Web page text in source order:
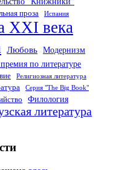
проза Испания
XXI века
Любовь Модернизм
по литературе
Религиозная литература
Серия "The Big Book"
Филология
литература